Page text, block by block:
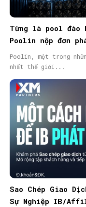
Từng là pool
Poolin nộp đơn
Poolin, một trong
nhất thế giới...
Sao Chép Giao
Sự Nghiệp IB/